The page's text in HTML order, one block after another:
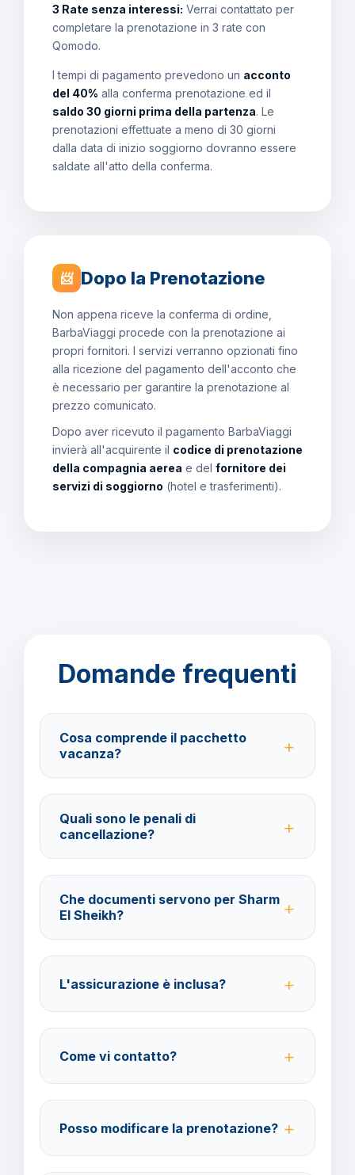
3 Rate senza interessi: Verrai contattato per
completare la prenotazione in 3 rate con
Qomodo.
I tempi di pagamento prevedono un acconto
del 40% alla conferma prenotazione ed il
saldo 30 giorni prima della partenza. Le
prenotazioni effettuate a meno di 30 giorni
dalla data di inizio soggiorno dovranno essere
saldate all'atto della conferma.
📨 Dopo la Prenotazione
Non appena riceve la conferma di ordine,
BarbaViaggi procede con la prenotazione ai
propri fornitori. I servizi verranno opzionati fino
alla ricezione del pagamento dell'acconto che
è necessario per garantire la prenotazione al
prezzo comunicato.
Dopo aver ricevuto il pagamento BarbaViaggi
invierà all'acquirente il codice di prenotazione
della compagnia aerea e del fornitore dei
servizi di soggiorno (hotel e trasferimenti).
Domande frequenti
Cosa comprende il pacchetto
vacanza?
trasferimenti, soggiorno con trattamento All Inclusive
e assistenza BarbaViaggi.
Quali sono le penali di
cancellazione?
29 giorni in poi. Con assicurazione facoltativa è
possibile ottenere il rimborso del 100%.
Che documenti servono per Sharm
El Sheikh?
per la destinazione scelta.
L'assicurazione è inclusa?
consigliate per coprire spese mediche e
cancellazione viaggio.
Come vi contatto?
amministrazione@barbaviaggi.it, o tramite il sito
barbaviaggi.it.
Posso modificare la prenotazione?